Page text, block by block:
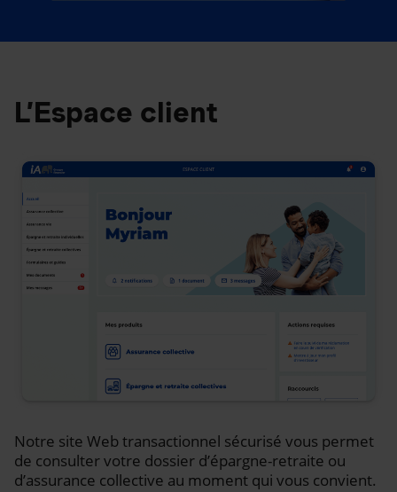
L’Espace client
Notre site Web transactionnel sécurisé vous permet
de consulter votre dossier d’épargne-retraite ou
d’assurance collective au moment qui vous convient.